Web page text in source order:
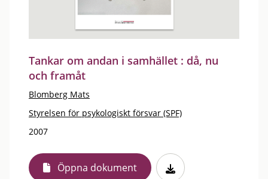
Tankar om andan i samhället : då, nu
och framåt
Blomberg Mats
Styrelsen för psykologiskt försvar (SPF)
2007
Öppna dokument